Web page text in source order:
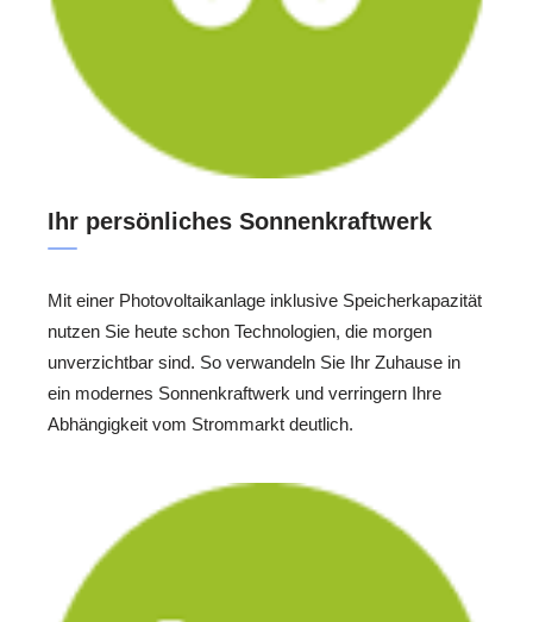
Ihr persönliches Sonnenkraftwerk
Mit einer Photovoltaikanlage inklusive Speicherkapazität
nutzen Sie heute schon Technologien, die morgen
unverzichtbar sind. So verwandeln Sie Ihr Zuhause in
ein modernes Sonnenkraftwerk und verringern Ihre
Abhängigkeit vom Strommarkt deutlich.